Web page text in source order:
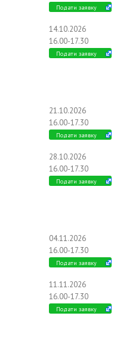
Подати заявку
14.10.2026
16.00-17.30
Подати заявку
21.10.2026
16.00-17.30
Подати заявку
28.10.2026
16.00-17.30
Подати заявку
04.11.2026
16.00-17.30
Подати заявку
11.11.2026
16.00-17.30
Подати заявку